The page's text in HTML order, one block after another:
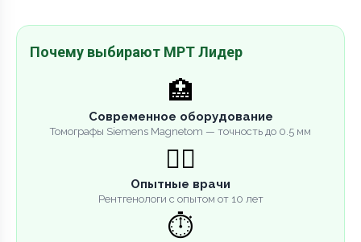
Почему выбирают МРТ Лидер
🏥
Современное оборудование
Томографы Siemens Magnetom — точность до 0.5 мм
👨‍⚕️
Опытные врачи
Рентгенологи с опытом от 10 лет
⏱️